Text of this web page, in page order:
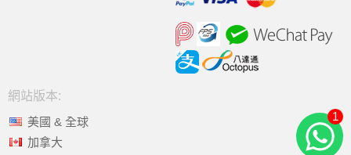
網站版本:
美國 & 全球
加拿大
1